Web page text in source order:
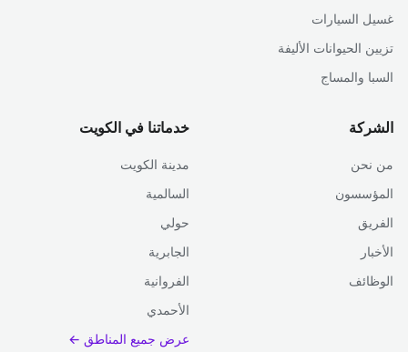
غسيل السيارات
تزيين الحيوانات الأليفة
السبا والمساج
الشركة
من نحن
المؤسسون
الفريق
الأخبار
الوظائف
خدماتنا في الكويت
مدينة الكويت
السالمية
حولي
الجابرية
الفروانية
الأحمدي
عرض جميع المناطق ←